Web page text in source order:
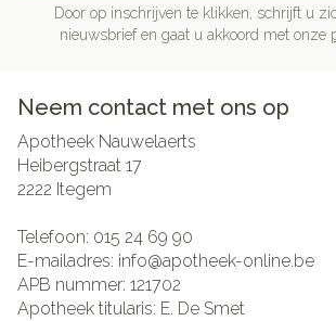
Door op inschrijven te klikken, schrijft u
nieuwsbrief en gaat u akkoord met onze
Neem contact met ons op
Apotheek Nauwelaerts
Heibergstraat 17
2222 Itegem
Telefoon: 015 24 69 90
E-mailadres: info@apotheek-online.be
APB nummer: 121702
Apotheek titularis: E. De Smet